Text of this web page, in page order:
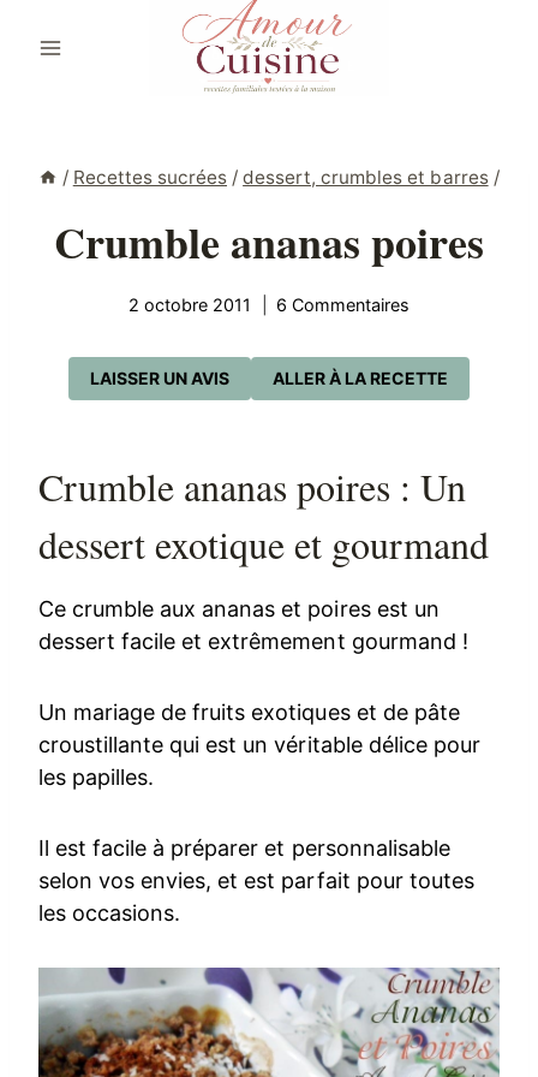
/ Recettes sucrées / dessert, crumbles et barres /
Crumble ananas poires
2 octobre 2011 6 Commentaires
ALLER À LA RECETTE
LAISSER UN AVIS
Crumble ananas poires : Un
dessert exotique et gourmand
Ce crumble aux ananas et poires est un
dessert facile et extrêmement gourmand !
Un mariage de fruits exotiques et de pâte
croustillante qui est un véritable délice pour
les papilles.
Il est facile à préparer et personnalisable
selon vos envies, et est parfait pour toutes
les occasions.